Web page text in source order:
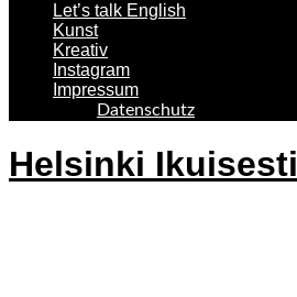
Let’s talk English
Kunst
Kreativ
Instagram
Impressum
Datenschutz
Helsinki Ikuisesti